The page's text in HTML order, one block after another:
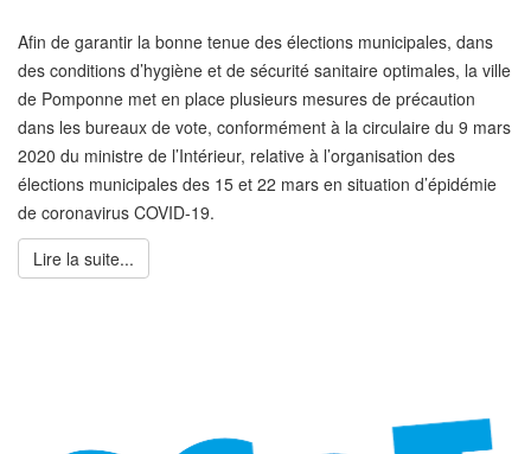
Afin de garantir la bonne tenue des élections municipales, dans
des conditions d’hygiène et de sécurité sanitaire optimales, la ville
de Pomponne met en place plusieurs mesures de précaution
dans les bureaux de vote, conformément à la circulaire du 9 mars
2020 du ministre de l’Intérieur, relative à l’organisation des
élections municipales des 15 et 22 mars en situation d’épidémie
de coronavirus COVID-19.
Lire la suite...